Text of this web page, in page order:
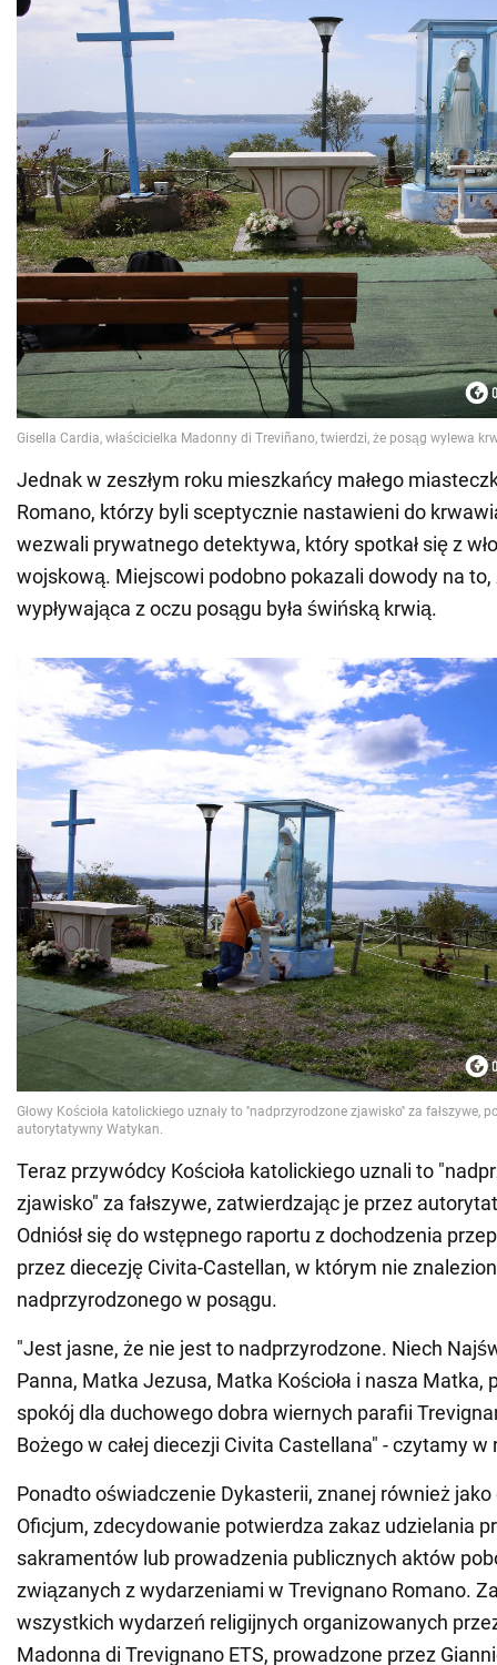
Jednak w zeszłym roku mieszkańcy małego
Romano, którzy byli sceptycznie nastawieni do
wezwali prywatnego detektywa, który spotkał się z
wojskową. Miejscowi podobno pokazali dowody na
wypływająca z oczu posągu była świńską krwią.
Teraz przywódcy Kościoła katolickiego uznali to
zjawisko" za fałszywe, zatwierdzając je przez
Odniósł się do wstępnego raportu z dochodzenia
przez diecezję Civita-Castellan, w którym nie
nadprzyrodzonego w posągu.
"Jest jasne, że nie jest to nadprzyrodzone. Niech
Panna, Matka Jezusa, Matka Kościoła i nasza Matka,
spokój dla duchowego dobra wiernych parafii
Bożego w całej diecezji Civita Castellana" - czytamy w
Ponadto oświadczenie Dykasterii, znanej również
Oficjum, zdecydowanie potwierdza zakaz udzielania
sakramentów lub prowadzenia publicznych aktów
związanych z wydarzeniami w Trevignano Romano.
wszystkich wydarzeń religijnych organizowanych
Madonna di Trevignano ETS, prowadzone przez